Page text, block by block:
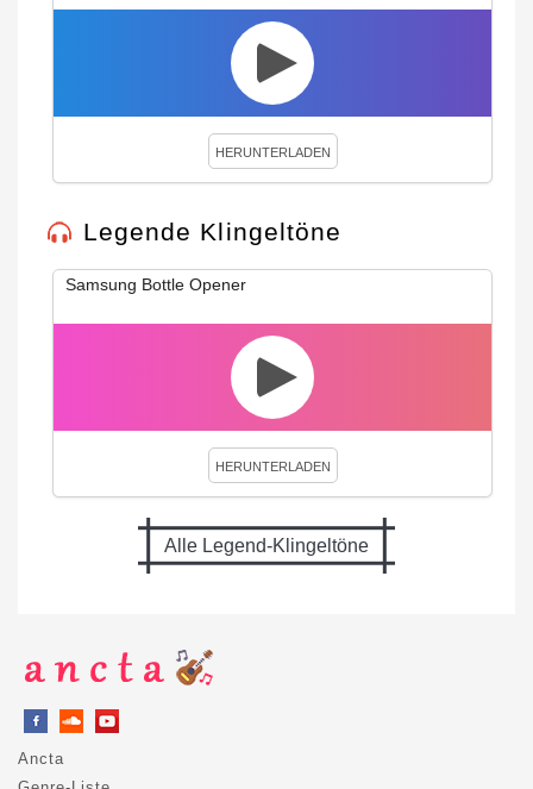
HERUNTERLADEN
Legende Klingeltöne
Samsung Bottle Opener
HERUNTERLADEN
Alle Legend-Klingeltöne
Ancta